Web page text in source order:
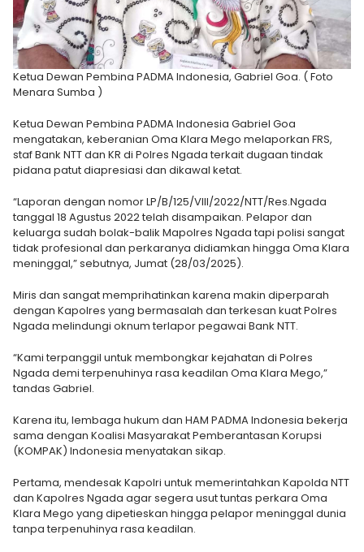
Ketua Dewan Pembina PADMA Indonesia, Gabriel Goa. ( Foto
Menara Sumba )
Ketua Dewan Pembina PADMA Indonesia Gabriel Goa
mengatakan, keberanian Oma Klara Mego melaporkan FRS,
staf Bank NTT dan KR di Polres Ngada terkait dugaan tindak
pidana patut diapresiasi dan dikawal ketat.
“Laporan dengan nomor LP/B/125/VIII/2022/NTT/Res.Ngada
tanggal 18 Agustus 2022 telah disampaikan. Pelapor dan
keluarga sudah bolak-balik Mapolres Ngada tapi polisi sangat
tidak profesional dan perkaranya didiamkan hingga Oma Klara
meninggal,” sebutnya, Jumat (28/03/2025).
Miris dan sangat memprihatinkan karena makin diperparah
dengan Kapolres yang bermasalah dan terkesan kuat Polres
Ngada melindungi oknum terlapor pegawai Bank NTT.
“Kami terpanggil untuk membongkar kejahatan di Polres
Ngada demi terpenuhinya rasa keadilan Oma Klara Mego,”
tandas Gabriel.
Karena itu, lembaga hukum dan HAM PADMA Indonesia bekerja
sama dengan Koalisi Masyarakat Pemberantasan Korupsi
(KOMPAK) Indonesia menyatakan sikap.
Pertama, mendesak Kapolri untuk memerintahkan Kapolda NTT
dan Kapolres Ngada agar segera usut tuntas perkara Oma
Klara Mego yang dipetieskan hingga pelapor meninggal dunia
tanpa terpenuhinya rasa keadilan.